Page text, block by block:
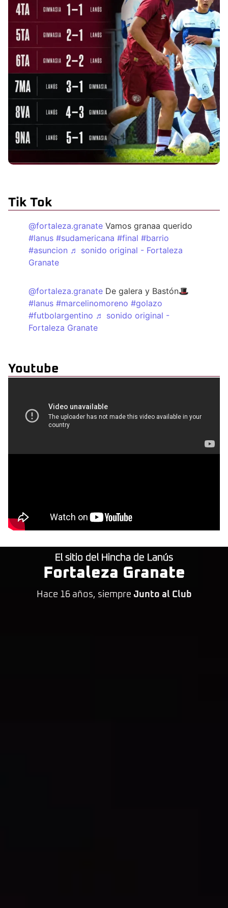
Tik Tok
@fortaleza.granate Vamos granaa querido
#lanus #sudamericana #final #barrio
#asuncion ♬ sonido original - Fortaleza
Granate
@fortaleza.granate De galera y Bastón🎩
#lanus #marcelinomoreno #golazo
#futbolargentino ♬ sonido original -
Fortaleza Granate
Youtube
El sitio del Hincha de Lanús
Fortaleza Granate
Hace 16 años, siempre Junto al Club